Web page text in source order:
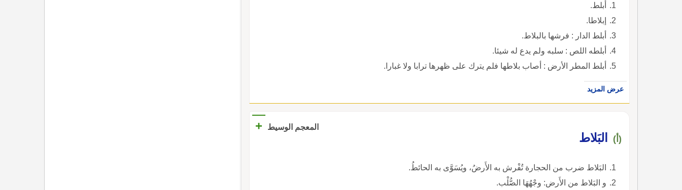
أبلط.
إبلاطا.
أبلط الدار : فرشها بالبلاط.
أبلطه اللص : سلبه ولم يدع له شيئا.
أبلط المطر الأرض : أصاب بلاطها فلم يترك على ظهرها ترابا ولا غبارا.
عرض المزيد
المعجم الوسيط +
(أ) البَلاط
البَلاط ضرب من الحجارة تُفْرش به الأَرضُ، ويُسَوَّى به الحائطُ.
و البَلاط من الأَرض: وجْهُهَا الصُّلْب.